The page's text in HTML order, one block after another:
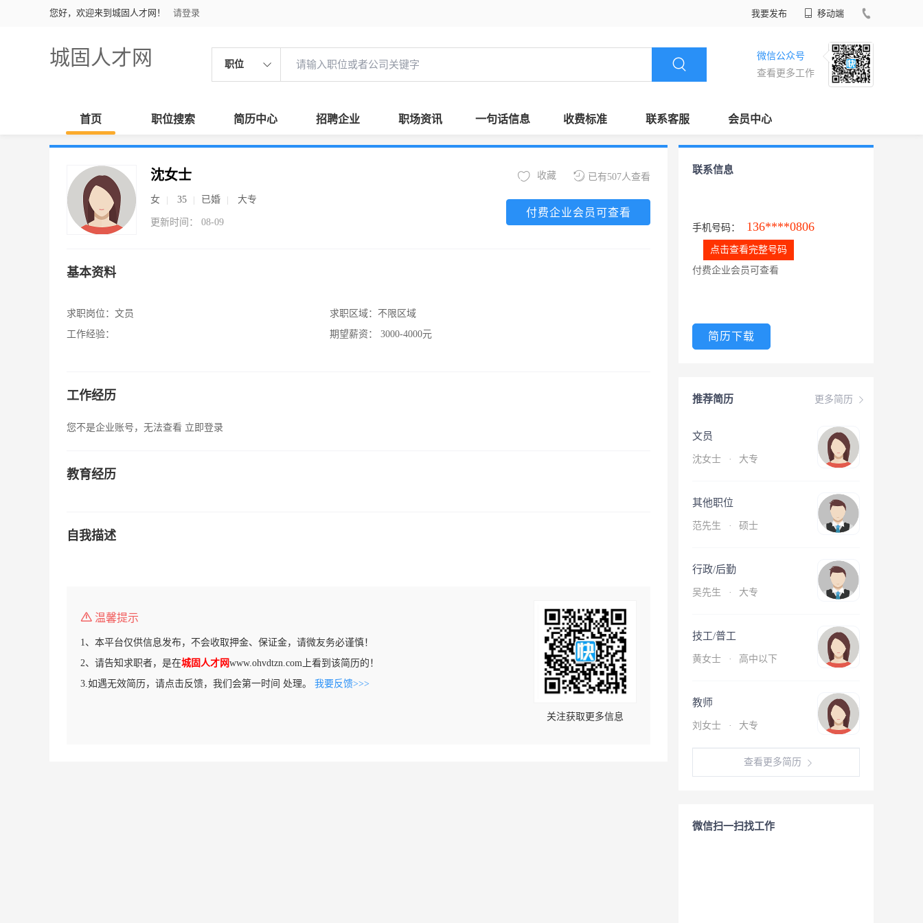
您好，欢迎来到城固人才网！ 请登录 我要发布 移动端
城固人才网 职位
微信公众号
查看更多工作
首页 职位搜索 简历中心 招聘企业 职场资讯 一句话信息 收费标准 联系客服 会员中心
沈女士
女 35 已婚 大专
更新时间： 08-09
已有507人查看
收藏
付费企业会员可查看
基本资料
求职岗位： 文员
工作经验：
求职区域： 不限区域
期望薪资：
3000-4000元
工作经历
您不是企业账号，无法查看 立即登录
教育经历
自我描述
温馨提示
1、本平台仅供信息发布，不会收取押金、保证金，请微友务必谨慎！
2、请告知求职者，是在城固人才网www.ohvdtzn.com上看到该简历的！
3.如遇无效简历，请点击反馈，我们会第一时间 处理。 我要反馈>>>
关注获取更多信息
联系信息
手机号码： 136****0806
点击查看完整号码
付费企业会员可查看
简历下载
更多简历
推荐简历
文员
沈女士 · 大专
其他职位
范先生 · 硕士
行政/后勤
吴先生 · 大专
技工/普工
黄女士 · 高中以下
教师
刘女士 · 大专
查看更多简历
微信扫一扫找工作